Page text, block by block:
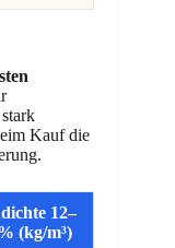
Kauf die
12–
(kg/m³)